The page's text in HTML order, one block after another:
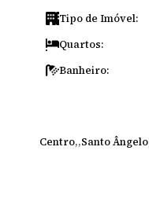
Tipo de Imóvel:
Quartos:
Banheiro:
Centro Santo Ângelo